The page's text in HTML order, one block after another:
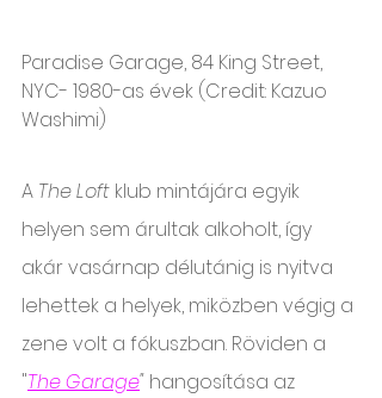
Paradise Garage, 84 King Street,
NYC- 1980-as évek (Credit: Kazuo
Washimi)
A The Loft klub mintájára egyik
helyen sem árultak alkoholt, így
akár vasárnap délutánig is nyitva
lehettek a helyek, miközben végig a
zene volt a fókuszban. Röviden a
"The Garage" hangosítása az